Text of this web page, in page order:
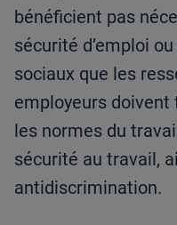
bénéficient pas
sécurité d’emploi
sociaux que les
employeurs
les normes du
sécurité au travail,
antidiscrimination.